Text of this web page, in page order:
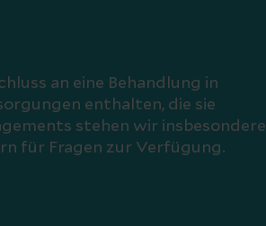
an eine Behandlung in
enthalten, die sie
stehen wir insbesondere
für Fragen zur Verfügung.